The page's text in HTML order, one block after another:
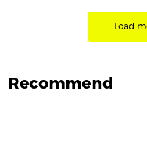
Load
Recommend